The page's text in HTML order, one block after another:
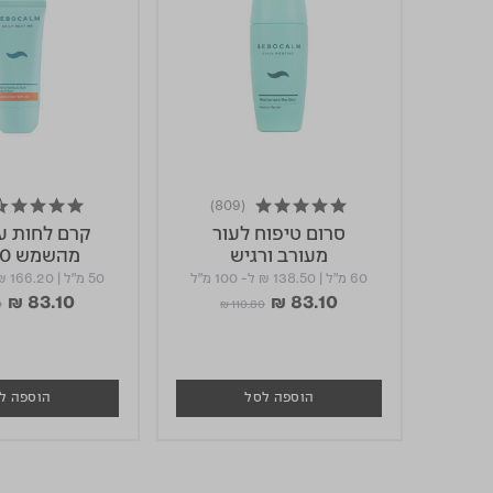
4.8 star rating
(809)
סרום טיפוח לעור
מעורב ורגיש
60 מ"ל ₪ 138.50 ל- 100 מ"ל
₪ 83.10
Price reduced from
₪ 110.80
to
הוספה לסל
4.7 star rating
קרם לחות
מהשמש SPF30
50 מ"ל 166.20
₪ 83.10
from
הוספה